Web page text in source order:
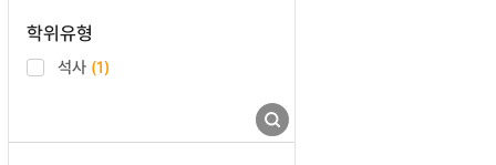
학위유형
석사 (1)